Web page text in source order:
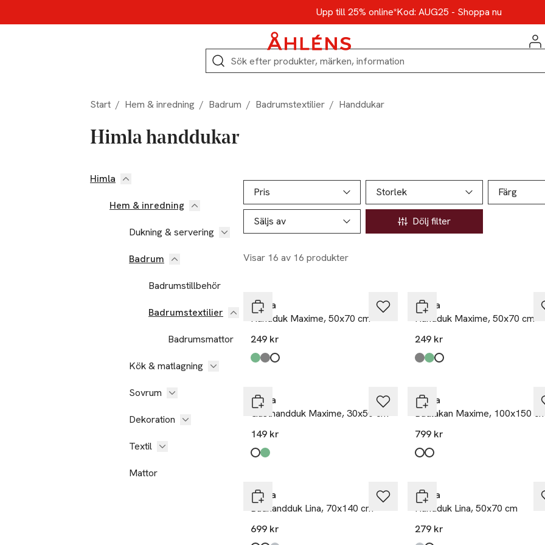
Upp till 25% online*Kod: AUG25 - Shoppa nu
Sök
Start / Hem & inredning / Badrum / Badrumstextilier / Handdukar
Himla handdukar
Hoppa till produktsidan
Himla
Hem & inredning
Dukning & servering
Badrum
Badrumstillbehör
Badrumstextilier
Badrumsmattor
Kök & matlagning
Sovrum
Dekoration
Textil
Mattor
Hoppa till produktsidan
Pris
Storlek Färg
Säljs av Dölj filter
Visar 16 av 16 produkter
Lista över produkter
Himla
Handduk Maxime, 50x70 cm
249 kr
Produkten finns i färgerna:
Pine,
Lead,
Mother Of Pearl
Himla
Handduk Maxime, 50x70 cm
249 kr
Produkten finns i färgerna:
Lead,
Pine,
Mother Of Pearl
Himla
Gästhandduk Maxime, 30x50 cm
149 kr
Produkten finns i färgerna:
White
Pine,
Himla
Badlakan Maxime, 100x150
799 kr
Produkten finns i färgerna:
White
Mother Of Pearl
Himla
Badhandduk Lina, 70x140 cm
699 kr
Himla
Handduk Lina, 50x70 cm
279 kr